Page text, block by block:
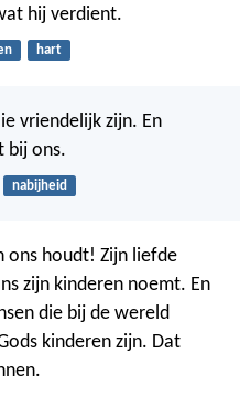
hij verdient.
hart
vriendelijk zijn. En
bij ons.
nabijheid
ons houdt! Zijn liefde
zijn kinderen noemt. En
die bij de wereld
kinderen zijn. Dat